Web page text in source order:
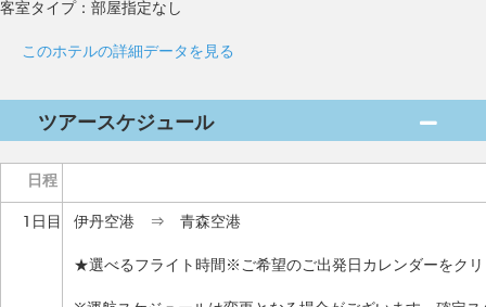
客室タイプ：部屋指定なし
このホテルの詳細データを見る
ツアースケジュール
日程
1日目
伊丹空港 ⇒ 青森空港
★選べるフライト時間※ご希望のご出発日カレンダーをク